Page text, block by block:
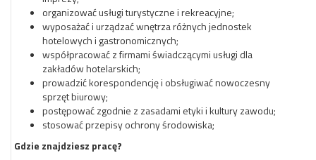
organizować usługi turystyczne i rekreacyjne;
wyposażać i urządzać wnętrza różnych jednostek
hotelowych i gastronomicznych;
współpracować z firmami świadczącymi usługi dla
zakładów hotelarskich;
prowadzić korespondencję i obsługiwać nowoczesny
sprzęt biurowy;
postępować zgodnie z zasadami etyki i kultury zawodu;
stosować przepisy ochrony środowiska;
Gdzie znajdziesz pracę?